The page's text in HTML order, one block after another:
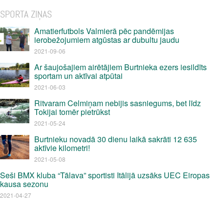
SPORTA ZIŅAS
Amatierfutbols Valmierā pēc pandēmijas
ierobežojumiem atgūstas ar dubultu jaudu
2021-09-06
Ar šaujošajiem airētājiem Burtnieka ezers iesildīts
sportam un aktīvai atpūtai
2021-06-03
Ritvaram Celmiņam nebijis sasniegums, bet līdz
Tokijai tomēr pietrūkst
2021-05-24
Burtnieku novadā 30 dienu laikā sakrāti 12 635
aktīvie kilometri!
2021-05-08
Seši BMX kluba “Tālava” sportisti Itālijā uzsāks UEC Eiropas
kausa sezonu
2021-04-27